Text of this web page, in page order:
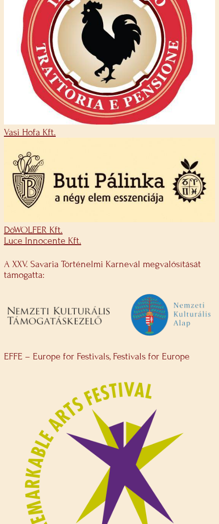
Vasi Hofa Kft.
DöWOLFER Kft.
Luce Innocente Kft.
A XXV. Savaria Történelmi Karnevál megvalósítását
támogatta:
EFFE – Europe for Festivals, Festivals for Europe